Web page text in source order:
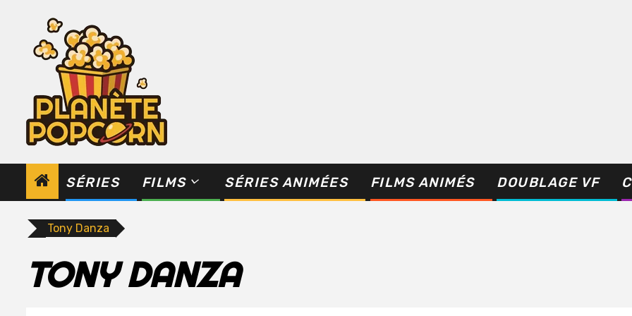
SÉRIES FILMS SÉRIES ANIMÉES FILMS ANIMÉS DOUBLAGE VF
Tony Danza
TONY DANZA